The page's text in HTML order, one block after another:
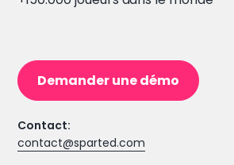
Demander une démo
Contact:
contact@sparted.com